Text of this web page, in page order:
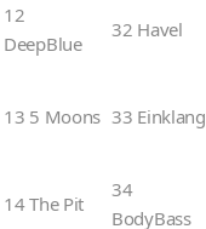
12
DeepBlue
32 Havel
13 5 Moons 33 Einklang
14 The Pit
34
BodyBass